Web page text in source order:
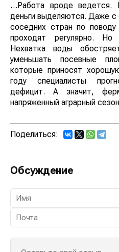
…Работа вроде ведется.
деньги выделяются. Даже с
соседних стран по
проходят регулярно.
Нехватка воды
уменьшать посевные
которые приносят
году специалисты
дефицит. А значит,
напряженный аграрный
Поделиться:
Обсуждение